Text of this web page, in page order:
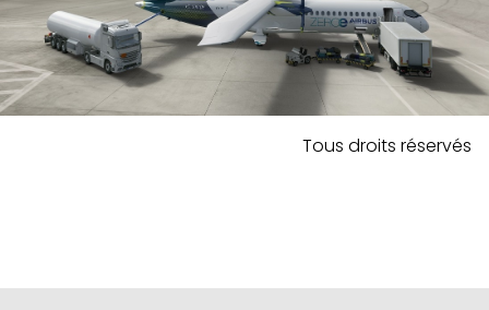
Tous droits réservés